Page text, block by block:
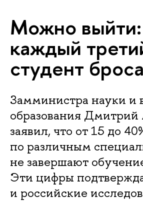
Можно
каждый
студент
Замминистра науки и
образования Дмитрий
заявил, что от 15 до
по различным
не завершают
Эти цифры
и российские